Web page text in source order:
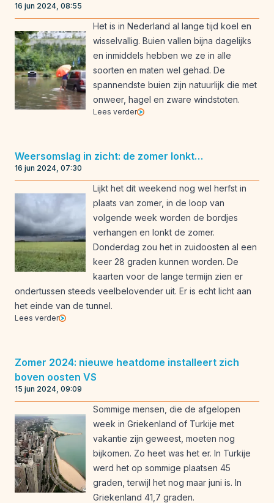
16 jun 2024, 08:55
Het is in Nederland al lange tijd koel en
wisselvallig. Buien vallen bijna dagelijks
en inmiddels hebben we ze in alle
soorten en maten wel gehad. De
spannendste buien zijn natuurlijk die met
onweer, hagel en zware windstoten.
Lees verder
Weersomslag in zicht: de zomer lonkt…
16 jun 2024, 07:30
Lijkt het dit weekend nog wel herfst in
plaats van zomer, in de loop van
volgende week worden de bordjes
verhangen en lonkt de zomer.
Donderdag zou het in zuidoosten al een
keer 28 graden kunnen worden. De
kaarten voor de lange termijn zien er
ondertussen steeds veelbelovender uit. Er is echt licht aan
het einde van de tunnel.
Lees verder
Zomer 2024: nieuwe heatdome installeert zich
boven oosten VS
15 jun 2024, 09:09
Sommige mensen, die de afgelopen
week in Griekenland of Turkije met
vakantie zijn geweest, moeten nog
bijkomen. Zo heet was het er. In Turkije
werd het op sommige plaatsen 45
graden, terwijl het nog maar juni is. In
Griekenland 41,7 graden.